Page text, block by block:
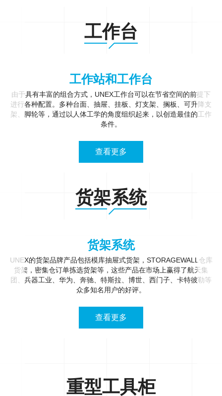
工作台
工作站和工作台
由于具有丰富的组合方式，UNEX工作台可以在节省空间的前提下
进行各种配置。多种台面、抽屉、挂板、灯支架、搁板、可升降支
架、脚轮等，通过以人体工学的角度组织起来，以创造最佳的工作
条件。
查看更多
货架系统
货架系统
UNEX的货架品牌产品包括模库抽屉式货架，STORAGEWALL仓库
货架，密集仓订单拣选货架等，这些产品在市场上赢得了航天集
团、兵器工业、华为、奔驰、特斯拉、博世、西门子、卡特彼勒等
众多知名用户的好评。
查看更多
重型工具柜